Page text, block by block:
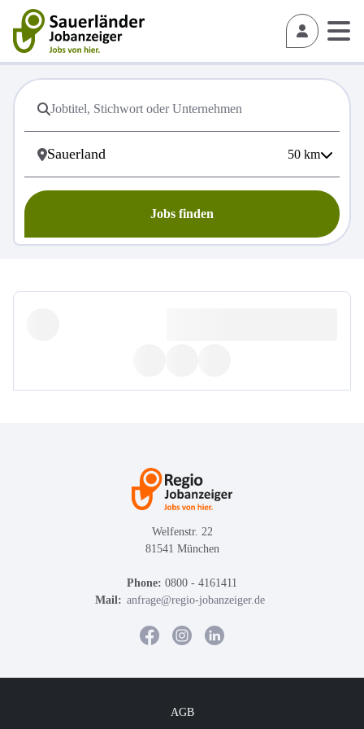
50 km
Jobs finden
Welfenstr. 22
81541 München
Phone: 0800 - 4161411
Mail: anfrage@regio-jobanzeiger.de
AGB